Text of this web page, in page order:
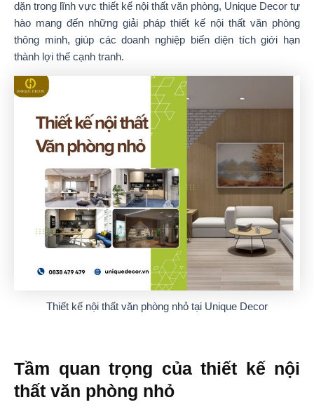
dặn trong lĩnh vực thiết kế nội thất văn phòng, Unique Decor tự
hào mang đến những giải pháp thiết kế nội thất văn phòng
thông minh, giúp các doanh nghiệp biến diện tích giới hạn
thành lợi thế cạnh tranh.
Thiết kế nội thất văn phòng nhỏ tại Unique Decor
Tầm quan trọng của thiết kế nội
thất văn phòng nhỏ